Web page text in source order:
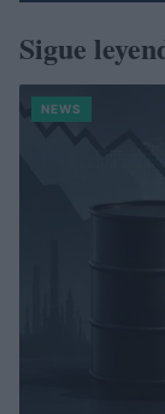
Sigue
NEWS